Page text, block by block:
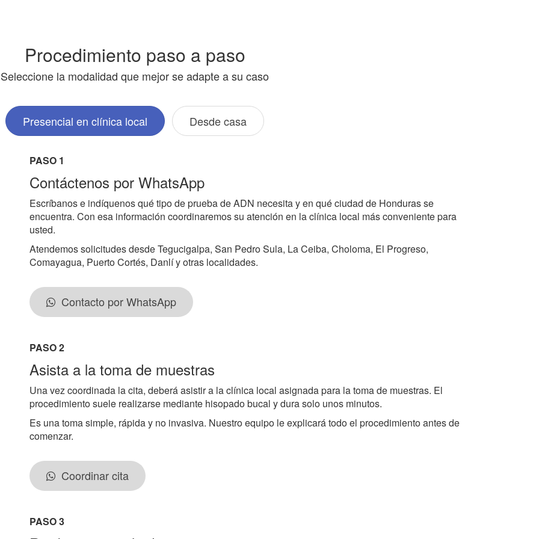
Procedimiento paso a paso
Seleccione la modalidad que mejor se adapte a su caso
Presencial en clínica local Desde casa
PASO 1
Contáctenos por WhatsApp
Escríbanos e indíquenos qué tipo de prueba de ADN necesita y en qué ciudad de Honduras se
encuentra. Con esa información coordinaremos su atención en la clínica local más conveniente para
usted.
Atendemos solicitudes desde Tegucigalpa, San Pedro Sula, La Ceiba, Choloma, El Progreso,
Comayagua, Puerto Cortés, Danlí y otras localidades.
Contacto por WhatsApp
PASO 2
Asista a la toma de muestras
Una vez coordinada la cita, deberá asistir a la clínica local asignada para la toma de muestras. El
procedimiento suele realizarse mediante hisopado bucal y dura solo unos minutos.
Es una toma simple, rápida y no invasiva. Nuestro equipo le explicará todo el procedimiento antes de
comenzar.
Coordinar cita
PASO 3